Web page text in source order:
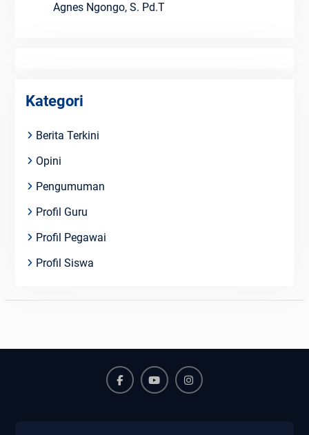
Agnes Ngongo, S. Pd.T
Kategori
Berita Terkini
Opini
Pengumuman
Profil Guru
Profil Pegawai
Profil Siswa